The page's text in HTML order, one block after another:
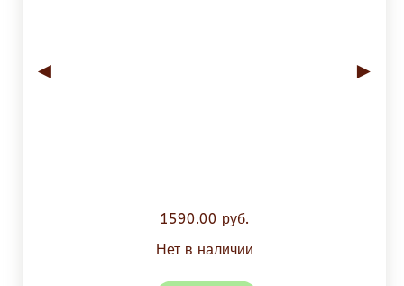
◄ ►
1590.00 руб.
Нет в наличии